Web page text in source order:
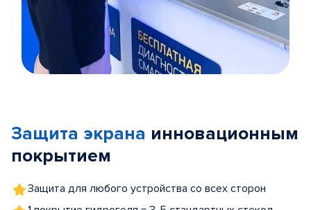
5
Защита экрана инновационным
покрытием
Защита для любого устройства со всех сторон